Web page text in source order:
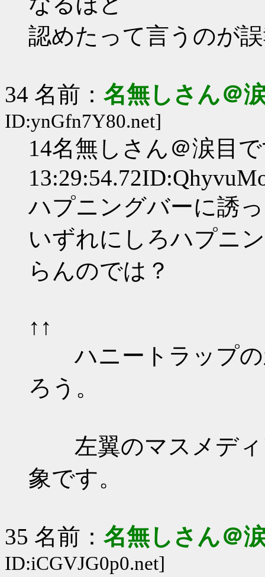
認めたって言うのが
34 名前： 名無しさん＠
ID:ynGfn7Y80.net]
14名無しさん＠涙目
ハプニングバーに誘
いずれにしろハプニ
らんのでは？
↑↑
ハニートラップの
ろう。
左翼のマスメディ
象です。
35 名前： 名無しさん＠
ID:iCGVJG0p0.net]